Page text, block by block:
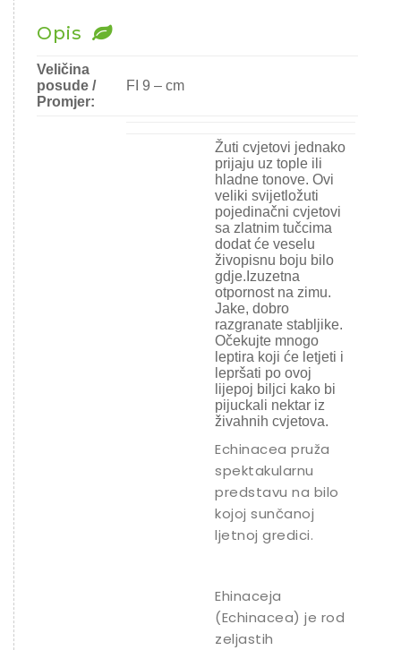
Ostalo sjeme
Opis
Veličina
posude /
Promjer:
FI 9 – cm
Žuti cvjetovi jednako
prijaju uz tople ili
hladne tonove. Ovi
veliki svijetložuti
pojedinačni cvjetovi
sa zlatnim tučcima
dodat će veselu
živopisnu boju bilo
gdje.Izuzetna
otpornost na zimu.
Jake, dobro
razgranate stabljike.
Očekujte mnogo
leptira koji će letjeti i
lepršati po ovoj
lijepoj biljci kako bi
pijuckali nektar iz
živahnih cvjetova.
Echinacea pruža
spektakularnu
predstavu na bilo
kojoj sunčanoj
ljetnoj gredici.
Ehinaceja
(Echinacea) je rod
zeljastih